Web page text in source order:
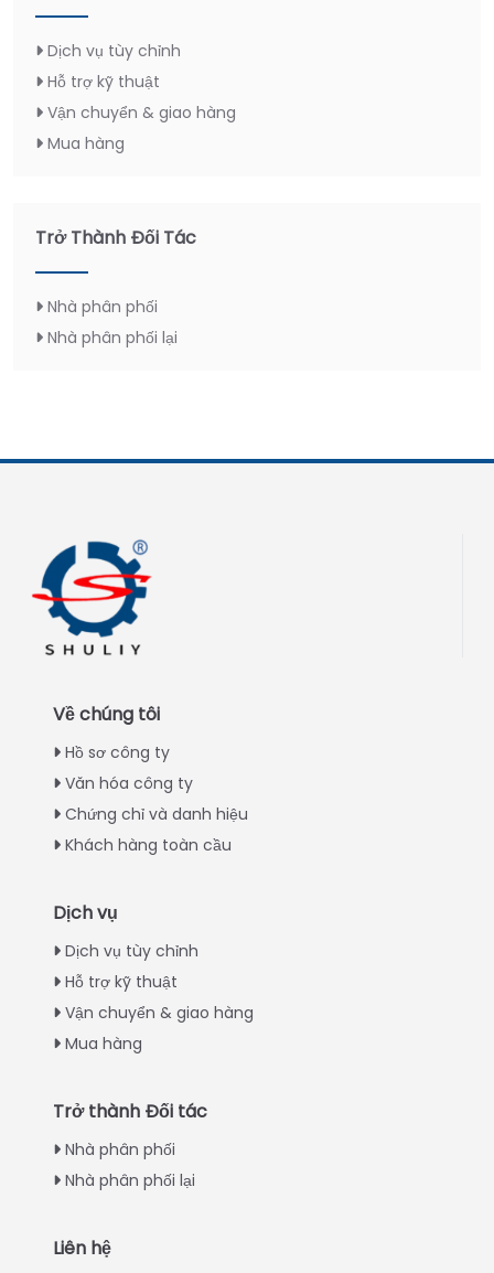
Dịch vụ tùy chỉnh
Hỗ trợ kỹ thuật
Vận chuyển & giao hàng
Mua hàng
Trở Thành Đối Tác
Nhà phân phối
Nhà phân phối lại
Về chúng tôi
Hồ sơ công ty
Văn hóa công ty
Chứng chỉ và danh hiệu
Khách hàng toàn cầu
Dịch vụ
Dịch vụ tùy chỉnh
Hỗ trợ kỹ thuật
Vận chuyển & giao hàng
Mua hàng
Trở thành Đối tác
Nhà phân phối
Nhà phân phối lại
Liên hệ